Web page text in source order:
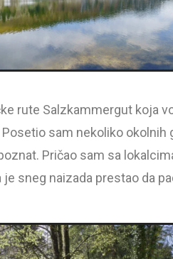
rute Salzkammergut koja
sam nekoliko
Pričao sam sa
sneg naizada prestao da